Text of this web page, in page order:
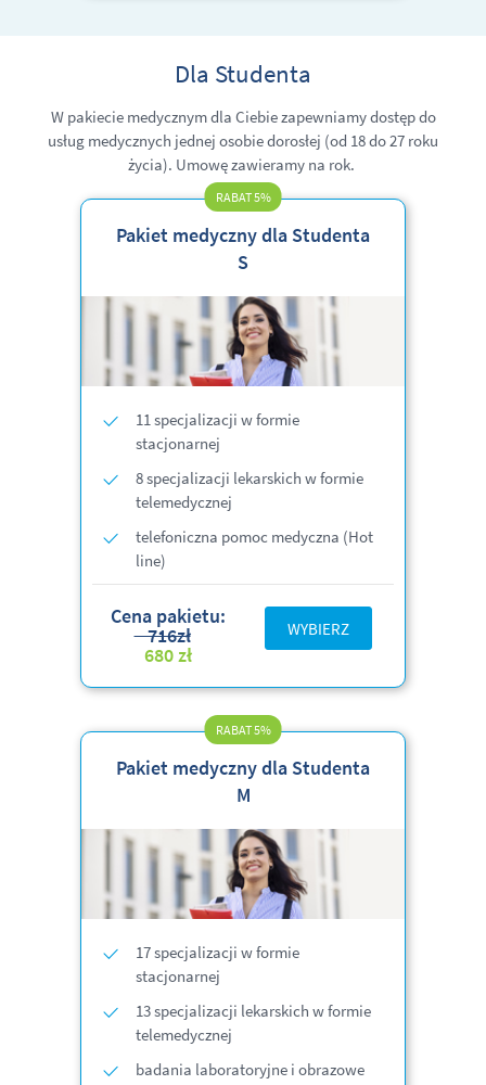
Dla Studenta
W pakiecie medycznym dla Ciebie zapewniamy dostęp do
usług medycznych jednej osobie dorosłej (od 18 do 27 roku
życia). Umowę zawieramy na rok.
Pakiet medyczny dla Studenta
S
11 specjalizacji w formie
stacjonarnej
8 specjalizacji lekarskich w formie
telemedycznej
telefoniczna pomoc medyczna (Hot
line)
Cena pakietu:
716zł
680 zł
WYBIERZ
RABAT 5%
Pakiet medyczny dla Studenta
M
17 specjalizacji w formie
stacjonarnej
13 specjalizacji lekarskich w formie
telemedycznej
badania laboratoryjne i obrazowe
RABAT 5%